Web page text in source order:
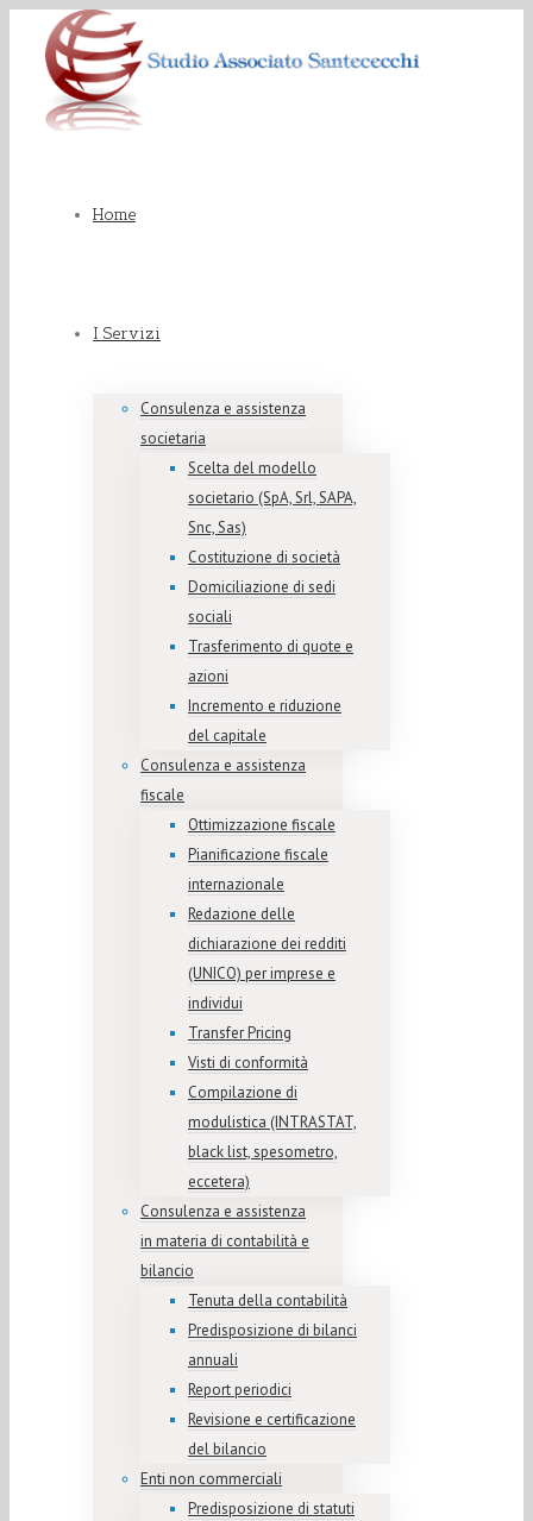
Home
I Servizi
Consulenza e assistenza
societaria
Scelta del modello
societario (SpA, Srl, SAPA,
Snc, Sas)
Costituzione di società
Domiciliazione di sedi
sociali
Trasferimento di quote e
azioni
Incremento e riduzione
del capitale
Consulenza e assistenza
fiscale
Ottimizzazione fiscale
Pianificazione fiscale
internazionale
Redazione delle
dichiarazione dei redditi
(UNICO) per imprese e
individui
Transfer Pricing
Visti di conformità
Compilazione di
modulistica (INTRASTAT,
black list, spesometro,
eccetera)
Consulenza e assistenza
in materia di contabilità e
bilancio
Tenuta della contabilità
Predisposizione di bilanci
annuali
Report periodici
Revisione e certificazione
del bilancio
Enti non commerciali
Predisposizione di statuti